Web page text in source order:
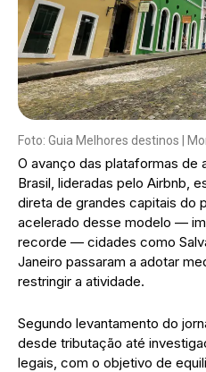
Foto: Guia Melhores destinos |
O avanço das plataformas de
Brasil, lideradas pelo Airbnb,
direta de grandes capitais do
acelerado desse modelo —
recorde — cidades como
Janeiro passaram a adotar
restringir a atividade.
Segundo levantamento do
desde tributação até
legais, com o objetivo de